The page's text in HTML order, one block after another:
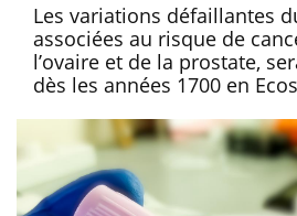
Les variations défaillantes
associées au risque de
l’ovaire et de la prostate,
dès les années 1700 en